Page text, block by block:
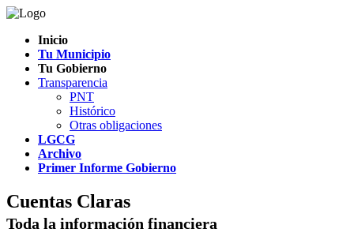
Inicio
Tu Municipio
Tu Gobierno
Transparencia
PNT
Histórico
Otras obligaciones
LGCG
Archivo
Primer Informe Gobierno
Cuentas Claras
Toda la información financiera